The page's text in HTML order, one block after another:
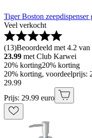
Tiger Boston zeepdispenser
Veel verkocht
(13)Beoordeeld met 4.2
23.99 met Club Karwei
20% korting20% korting
20% korting, voordeelprijs:
29.99
Prijs: 29.99 euro